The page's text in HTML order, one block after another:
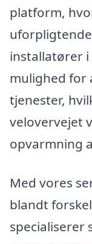
platform,
installatører
mulighed for
tjenester,
velovervejet
opvarmning
Med vores
blandt
specialiserer